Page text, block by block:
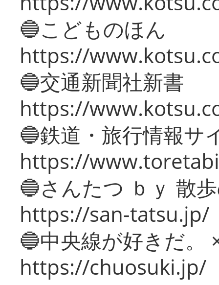
🔵こどものほん
https://
🔵交通新聞社新書
https://
🔵鉄道・旅行情報サ
https://
🔵さんたつ ｂｙ 散
https://san-tatsu.jp/
🔵中央線が好きだ。
https://chuosuki.jp/